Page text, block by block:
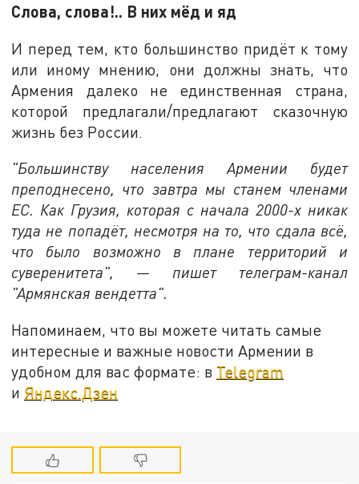
Слова, слова!.. В них мёд и яд
И перед тем, кто большинство придёт к тому
или иному мнению, они должны знать, что
Армения далеко не единственная страна,
которой предлагали/предлагают сказочную
жизнь без России.
"Большинству населения Армении будет
преподнесено, что завтра мы станем членами
ЕС. Как Грузия, которая с начала 2000-х никак
туда не попадёт, несмотря на то, что сдала всё,
что было возможно в плане территорий и
суверенитета", — пишет телеграм-канал
"Армянская вендетта".
Напоминаем, что вы можете читать самые
интересные и важные новости Армении в
удобном для вас формате: в Telegram
и Яндекс.Дзен